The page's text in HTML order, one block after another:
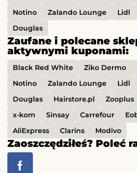
Notino
Zalando Lounge Lidl
Douglas
Zaufane i polecane
aktywnymi kuponami:
Black Red White Ziko Dermo
Notino
Zalando Lounge Lidl
Douglas
Hairstore.pl Zooplus
x-kom
Sinsay Carrefour
AliExpress
Clarins Modivo
Zaoszczędziłeś? Poleć